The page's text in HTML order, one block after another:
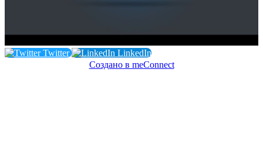
Twitter
LinkedIn
Создано в meConnect